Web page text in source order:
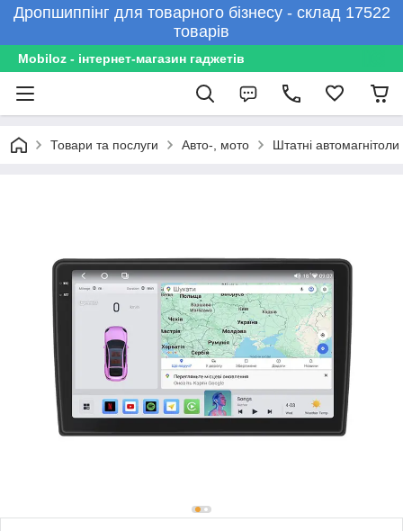
Дропшиппінг для товарного бізнесу - склад 17522
товарів
Mobiloz - інтернет-магазин гаджетів
Товари та послуги Авто-, мото Штатні автомагнітоли